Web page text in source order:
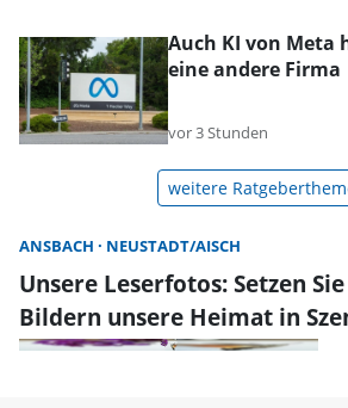
Auch KI von Meta
eine andere Firma
vor 3 Stunden
weitere
ANSBACH NEUSTADT/AISCH
Unsere Leserfotos: Setzen
Bildern unsere Heimat in